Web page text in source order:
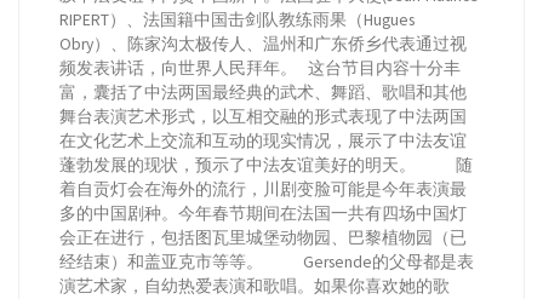
RIPERT）、法国籍中国击剑队教练雨果（Hugues
Obry）、陈家沟太极传人、温州和广东侨乡代表通过视
频发表讲话，向世界人民拜年。 这台节目内容十分丰
富，囊括了中法两国最经典的武术、舞蹈、歌唱和其他
舞台表演艺术形式，以互相交融的形式表现了中法两国
在文化艺术上交流和互动的现实情况，展示了中法友谊
蓬勃发展的现状，预示了中法友谊美好的明天。 随
着自贡灯会在海外的流行，川剧变脸可能是今年表演最
多的中国剧种。今年春节期间在法国一共有四场中国灯
会正在进行，包括图瓦里城堡动物园、巴黎植物园（已
经结束）和盖亚克市等等。 Gersende的父母都是表
演艺术家，自幼热爱表演和歌唱。如果你喜欢她的歌